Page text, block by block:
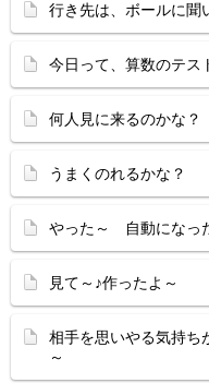
行き先は、ボールに聞
今日って、算数のテス
何人見に来るの
うまくのれる
やった～ 自動になっ
見て～♪作
相手を思いやる気持
～